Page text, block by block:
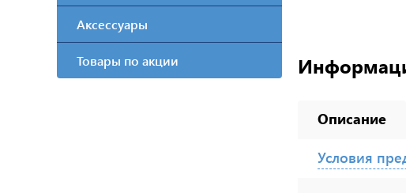
Аксессуары
Товары по акции
Описание
Условия